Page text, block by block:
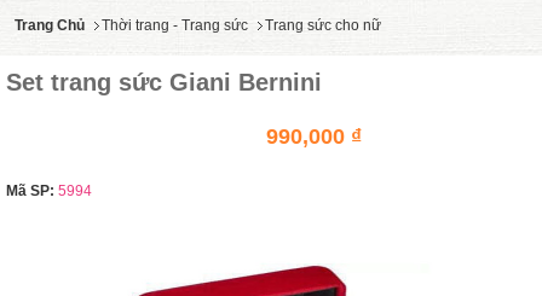
Trang Chủ Thời trang - Trang sức Trang sức cho nữ
Set trang sức Giani Bernini
990,000 ₫
Mã SP: 5994